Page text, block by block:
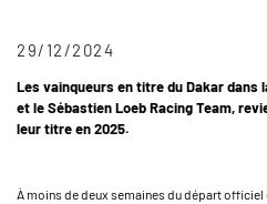
29/12/2024
Les vainqueurs en titre du Dakar dans
et le Sébastien Loeb Racing Team,
leur titre en 2025.
À moins de deux semaines du départ officiel